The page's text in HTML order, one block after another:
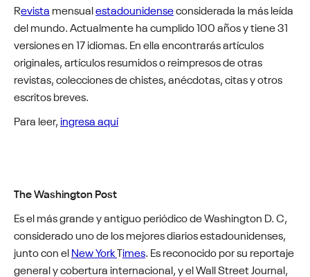
Revista mensualestadounidenseconsiderada la más leída
del mundo. Actualmente ha cumplido 100 años y tiene 31
versiones en 17 idiomas. En ella encontrarás artículos
originales, artículos resumidos o reimpresos de otras
revistas, colecciones de chistes, anécdotas, citas y otros
escritos breves.
Para leer,ingresa aquí
The Washington Post
Es el más grande y antiguoperiódicodeWashington D. C,
considerado uno de los mejores diarios estadounidenses,
junto con elNew YorkTimes. Es reconocido por su reportaje
general y cobertura internacional, y elWall Street Journal,